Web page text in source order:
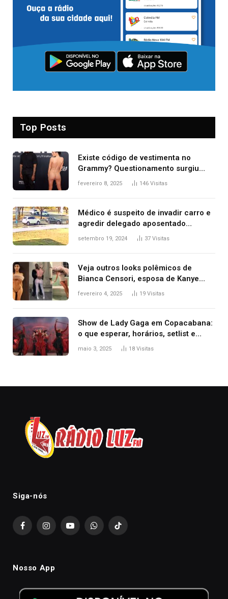
Top Posts
Existe código de vestimenta no
Grammy? Questionamento surgiu
após Bianca Censori, mulher de
fevereiro 8, 2025 146 Visitas
Médico é suspeito de invadir carro e
agredir delegado aposentado
durante confusão no trânsito
setembro 19, 2024 37 Visitas
Veja outros looks polêmicos de
Bianca Censori, esposa de Kanye
West que apareceu nua no Grammy
fevereiro 4, 2025 19 Visitas
Show de Lady Gaga em Copacabana:
o que esperar, horários, setlist e
onde assistir
maio 3, 2025 18 Visitas
Siga-nós
FacebookInstagramYouTubeWhatsAppTikTok
Nosso App